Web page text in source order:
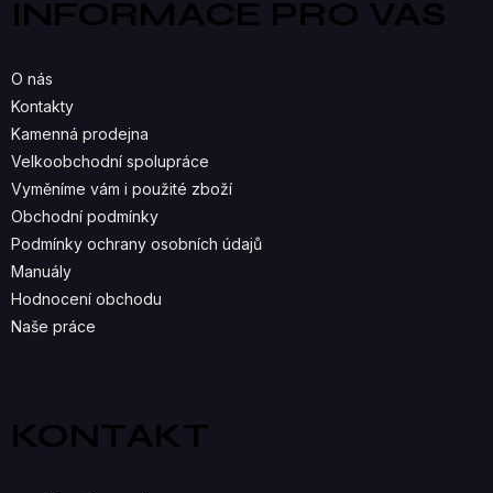
INFORMACE PRO VÁS
O nás
Kontakty
Kamenná prodejna
Velkoobchodní spolupráce
Vyměníme vám i použité zboží
Obchodní podmínky
Podmínky ochrany osobních údajů
Manuály
Hodnocení obchodu
Naše práce
KONTAKT